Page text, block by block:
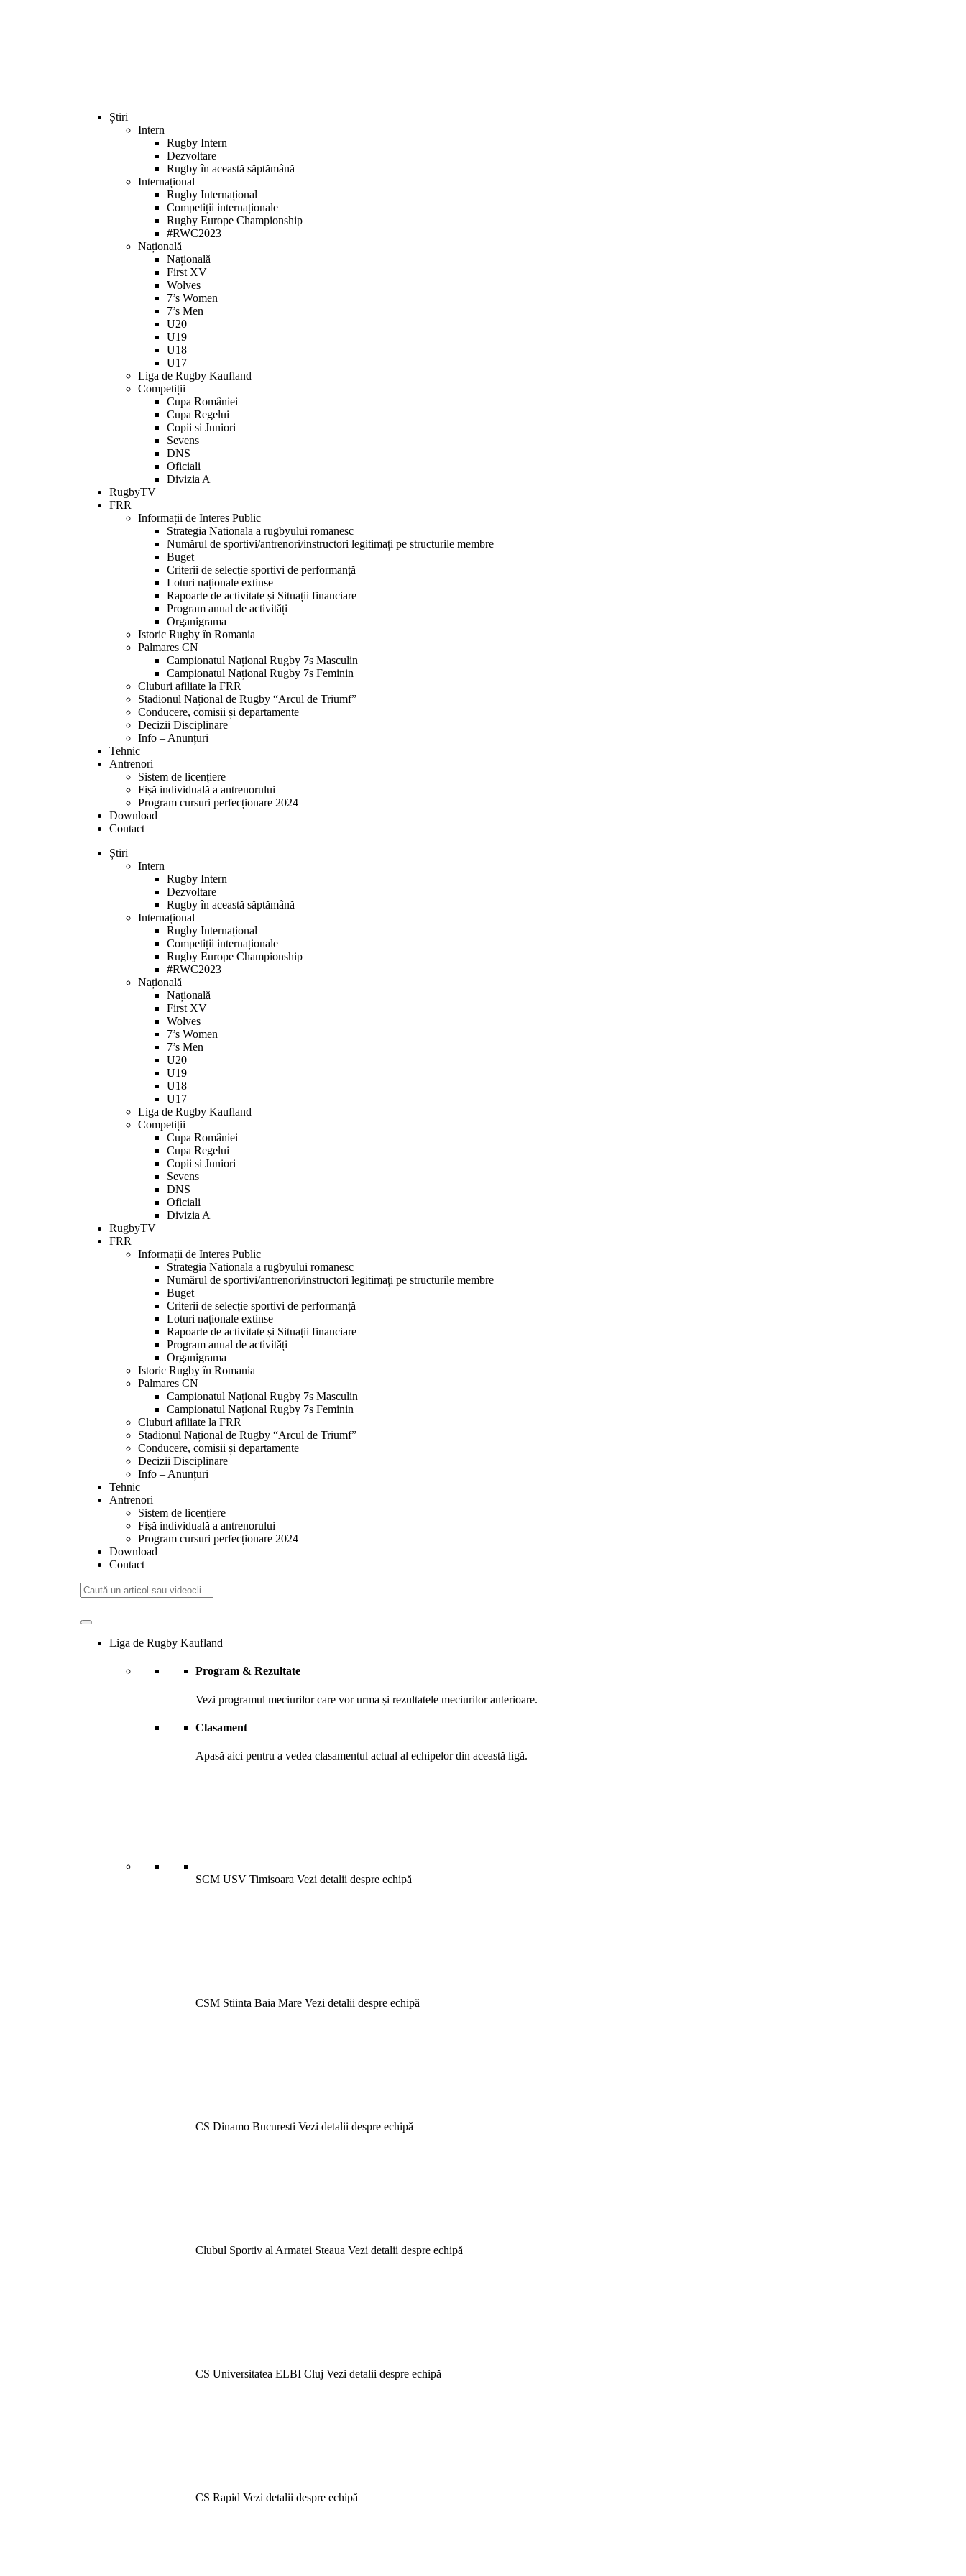
Știri
Intern
Rugby Intern
Dezvoltare
Rugby în această săptămână
Internațional
Rugby Internațional
Competiții internaționale
Rugby Europe Championship
#RWC2023
Națională
Națională
First XV
Wolves
7’s Women
7’s Men
U20
U19
U18
U17
Liga de Rugby Kaufland
Competiții
Cupa României
Cupa Regelui
Copii si Juniori
Sevens
DNS
Oficiali
Divizia A
RugbyTV
FRR
Informații de Interes Public
Strategia Nationala a rugbyului romanesc
Numărul de sportivi/antrenori/instructori legitimați pe structurile membre
Buget
Criterii de selecție sportivi de performanță
Loturi naționale extinse
Rapoarte de activitate și Situații financiare
Program anual de activități
Organigrama
Istoric Rugby în Romania
Palmares CN
Campionatul Național Rugby 7s Masculin
Campionatul Național Rugby 7s Feminin
Cluburi afiliate la FRR
Stadionul Național de Rugby “Arcul de Triumf”
Conducere, comisii și departamente
Decizii Disciplinare
Info – Anunțuri
Tehnic
Antrenori
Sistem de licențiere
Fișă individuală a antrenorului
Program cursuri perfecționare 2024
Download
Contact
Știri
Intern
Rugby Intern
Dezvoltare
Rugby în această săptămână
Internațional
Rugby Internațional
Competiții internaționale
Rugby Europe Championship
#RWC2023
Națională
Națională
First XV
Wolves
7’s Women
7’s Men
U20
U19
U18
U17
Liga de Rugby Kaufland
Competiții
Cupa României
Cupa Regelui
Copii si Juniori
Sevens
DNS
Oficiali
Divizia A
RugbyTV
FRR
Informații de Interes Public
Strategia Nationala a rugbyului romanesc
Numărul de sportivi/antrenori/instructori legitimați pe structurile membre
Buget
Criterii de selecție sportivi de performanță
Loturi naționale extinse
Rapoarte de activitate și Situații financiare
Program anual de activități
Organigrama
Istoric Rugby în Romania
Palmares CN
Campionatul Național Rugby 7s Masculin
Campionatul Național Rugby 7s Feminin
Cluburi afiliate la FRR
Stadionul Național de Rugby “Arcul de Triumf”
Conducere, comisii și departamente
Decizii Disciplinare
Info – Anunțuri
Tehnic
Antrenori
Sistem de licențiere
Fișă individuală a antrenorului
Program cursuri perfecționare 2024
Download
Contact
Liga de Rugby Kaufland
Program & Rezultate
Vezi programul meciurilor care vor urma și rezultatele meciurilor anterioare.
Clasament
Apasă aici pentru a vedea clasamentul actual al echipelor din această ligă.
SCM USV Timisoara Vezi detalii despre echipă
CSM Stiinta Baia Mare Vezi detalii despre echipă
CS Dinamo Bucuresti Vezi detalii despre echipă
Clubul Sportiv al Armatei Steaua Vezi detalii despre echipă
CS Universitatea ELBI Cluj Vezi detalii despre echipă
CS Rapid Vezi detalii despre echipă